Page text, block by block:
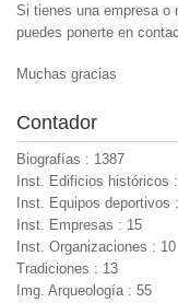
Si tienes una empresa o
puedes ponerte en
Muchas gracias
Contador
Biografías : 1387
Inst. Edificios históricos
Inst. Equipos deportivos
Inst. Empresas : 15
Inst. Organizaciones : 10
Tradiciones : 13
Img. Arqueología : 55